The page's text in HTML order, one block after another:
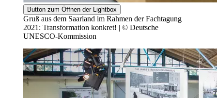
Button zum Öffnen der Lightbox
Gruß aus dem Saarland im Rahmen der Fachtagung
2021: Transformation konkret! | © Deutsche
UNESCO-Kommission